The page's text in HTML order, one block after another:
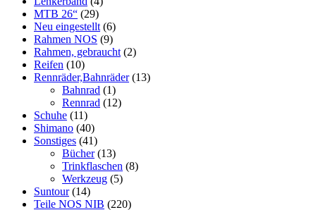
MTB 26“ (29)
Neu eingestellt (6)
Rahmen NOS (9)
Rahmen, gebraucht (2)
Reifen (10)
Rennräder,Bahnräder (13)
Bahnrad (1)
Rennrad (12)
Schuhe (11)
Shimano (40)
Sonstiges (41)
Bücher (13)
Trinkflaschen (8)
Werkzeug (5)
Suntour (14)
Teile NOS NIB (220)